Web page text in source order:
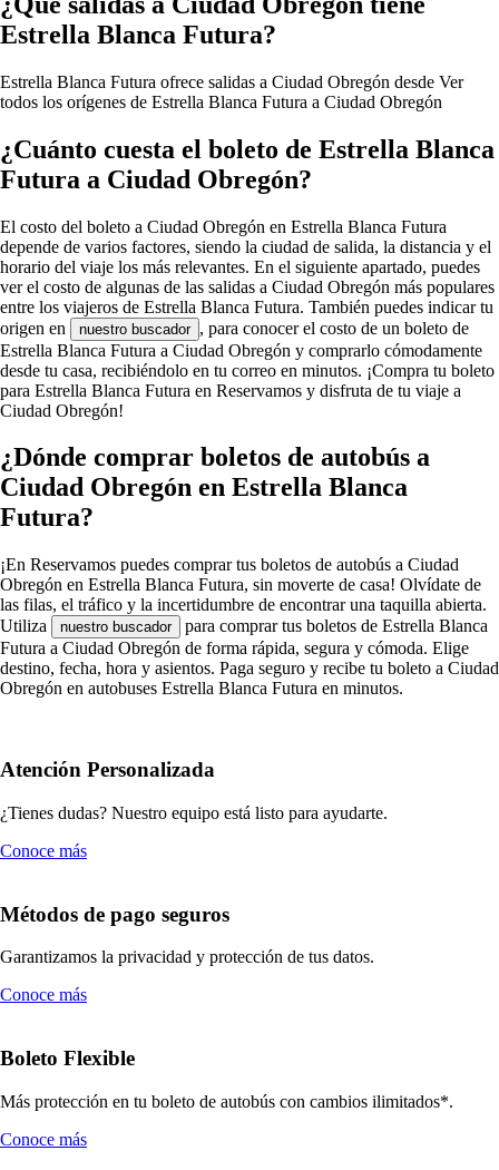
Estrella Blanca Futura?
Estrella Blanca Futura ofrece salidas a Ciudad Obregón desde Ver
todos los orígenes de Estrella Blanca Futura a Ciudad Obregón
¿Cuánto cuesta el boleto de Estrella Blanca
Futura a Ciudad Obregón?
El costo del boleto a Ciudad Obregón en Estrella Blanca Futura
depende de varios factores, siendo la ciudad de salida, la distancia y el
horario del viaje los más relevantes. En el siguiente apartado, puedes
ver el costo de algunas de las salidas a Ciudad Obregón más populares
entre los viajeros de Estrella Blanca Futura. También puedes indicar tu
origen en
nuestro buscador , para conocer el costo de un boleto de
Estrella Blanca Futura a Ciudad Obregón y comprarlo cómodamente
desde tu casa, recibiéndolo en tu correo en minutos. ¡Compra tu boleto
para Estrella Blanca Futura en Reservamos y disfruta de tu viaje a
Ciudad Obregón!
¿Dónde comprar boletos de autobús a
Ciudad Obregón en Estrella Blanca
Futura?
¡En Reservamos puedes comprar tus boletos de autobús a Ciudad
Obregón en Estrella Blanca Futura, sin moverte de casa! Olvídate de
las filas, el tráfico y la incertidumbre de encontrar una taquilla abierta.
Utiliza
nuestro buscador
para comprar tus boletos de Estrella Blanca
Futura a Ciudad Obregón de forma rápida, segura y cómoda. Elige
destino, fecha, hora y asientos. Paga seguro y recibe tu boleto a Ciudad
Obregón en autobuses Estrella Blanca Futura en minutos.
Atención Personalizada
¿Tienes dudas? Nuestro equipo está listo para ayudarte.
Conoce más
Métodos de pago seguros
Garantizamos la privacidad y protección de tus datos.
Conoce más
Boleto Flexible
Más protección en tu boleto de autobús con cambios ilimitados*.
Conoce más